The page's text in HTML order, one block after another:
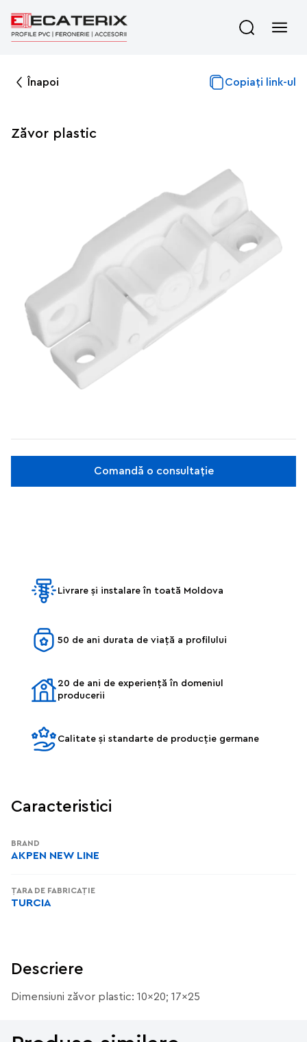
Înapoi Copiați link-ul
Zăvor plastic
Comandă o consultație
Livrare și instalare în toată Moldova
50 de ani durata de viață a profilului
20 de ani de experiență în domeniul
producerii
Calitate și standarte de producție germane
Caracteristici
BRAND
AKPEN NEW LINE
ȚARA DE FABRICAȚIE
TURCIA
Descriere
Dimensiuni zăvor plastic: 10x20; 17x25